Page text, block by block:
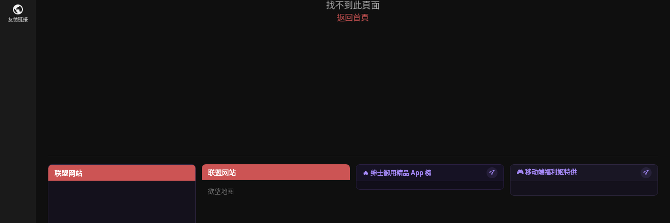
友情链接
找不到此頁面
返回首頁
联盟网站 联盟网站
欲望地图
🔥 绅士御用精品 App 榜 🎮 移动端福利姬特供